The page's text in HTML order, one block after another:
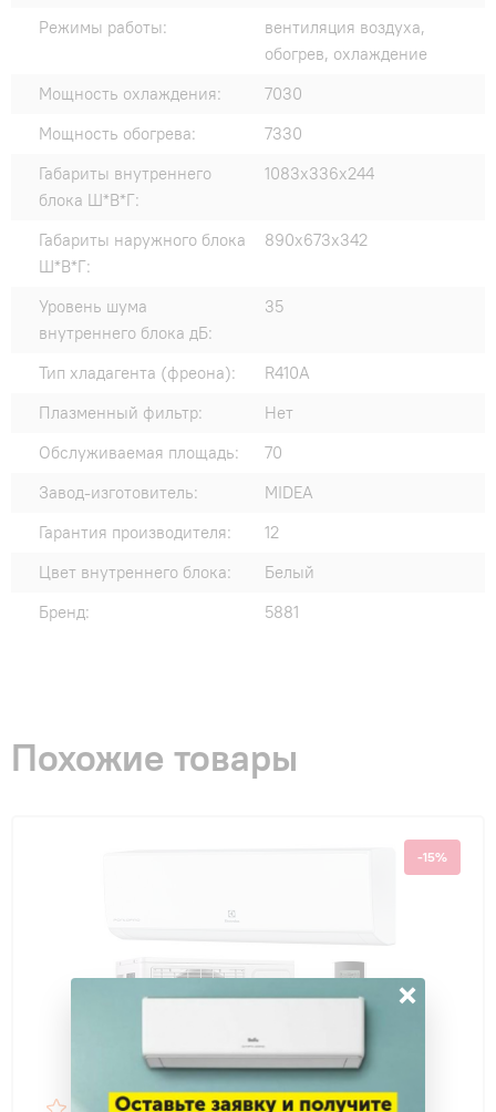
Режимы работы:
вентиляция воздуха,
обогрев, охлаждение
Мощность охлаждения:
7030
Мощность обогрева:
7330
Габариты внутреннего
блока Ш*В*Г:
1083х336х244
Габариты наружного блока
Ш*В*Г:
890х673х342
Уровень шума
внутреннего блока дБ:
35
Тип хладагента (фреона):
R410A
Плазменный фильтр:
Нет
Обслуживаемая площадь:
70
Завод-изготовитель:
MIDEA
Гарантия производителя:
12
Цвет внутреннего блока:
Белый
Бренд:
5881
Похожие товары
-15%
×